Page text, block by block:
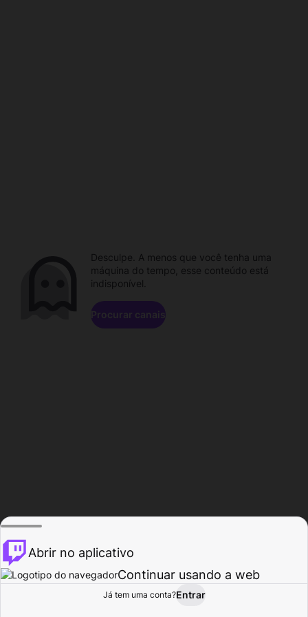
Procurar Atividade
Desculpe. A menos que você tenha uma
máquina do tempo, esse conteúdo está
indisponível.
Procurar canais
Abrir no aplicativo
Continuar usando a web
Já tem uma conta?Entrar